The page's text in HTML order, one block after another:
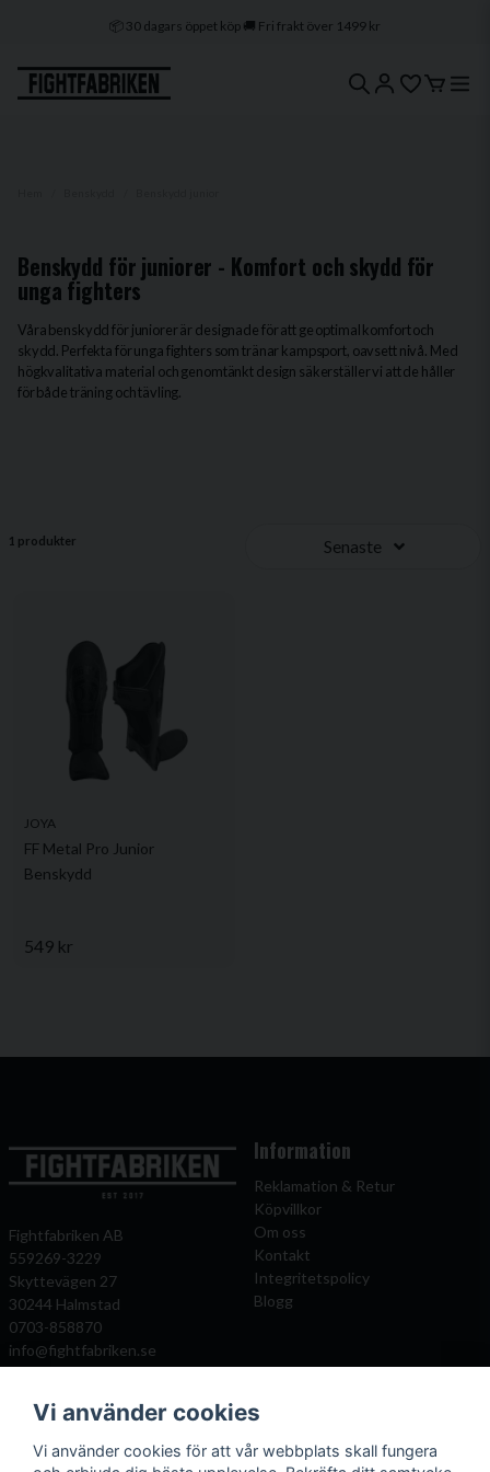
📦 30 dagars öppet köp 🚚 Fri frakt över 1499 kr
🚀 1–3 dagars leverans 🇸🇪 Svenskt lager
Benskydd för juniorer - Komfort och skydd för
unga fighters
Våra benskydd för juniorer är designade för att ge optimal komfort och
skydd. Perfekta för unga fighters som tränar kampsport, oavsett nivå. Med
högkvalitativa material och genomtänkt design säkerställer vi att de håller
för både träning och tävling.
1 produkter Senaste
JOYA
FF Metal Pro Junior
Benskydd
549 kr
Fightfabriken AB
559269-3229
Skyttevägen 27
30244 Halmstad
0703-858870
info@fightfabriken.se
Information
Reklamation & Retur
Köpvillkor
Om oss
Kontakt
Integritetspolicy
Blogg
Mitt konto
Önskelista
Populära katagorier
Boxningshandskar
Vi använder cookies
Vi använder cookies för att vår webbplats skall fungera